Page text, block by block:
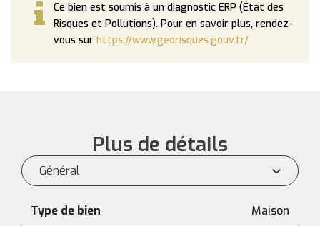
Ce bien est soumis à un diagnostic ERP (État des
Risques et Pollutions). Pour en savoir plus, rendez-
vous sur https://www.georisques.gouv.fr/
Plus de détails
Général
Type de bien Maison